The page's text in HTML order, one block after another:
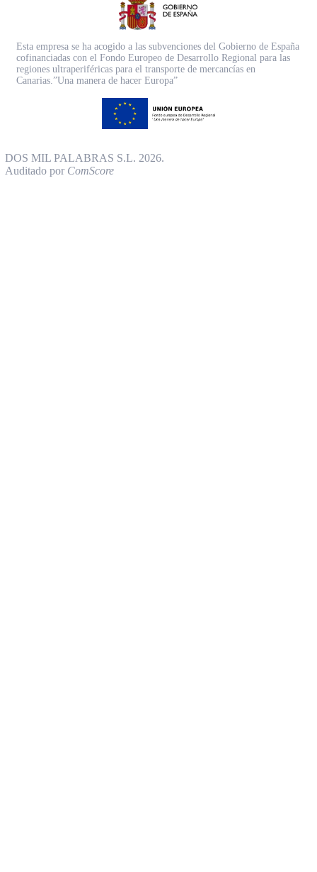
Esta empresa se ha acogido a las subvenciones del Gobierno de España
cofinanciadas con el Fondo Europeo de Desarrollo Regional para las
regiones ultraperiféricas para el transporte de mercancías en
Canarias.”Una manera de hacer Europa”
DOS MIL PALABRAS S.L. 2026.
Auditado por ComScore